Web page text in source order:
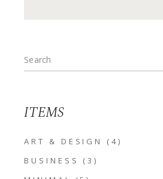
ITEMS
ART & DESIGN
(4)
BUSINESS
(3)